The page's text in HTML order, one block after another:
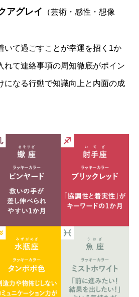
アグレイ （芸術・感性・想像
いて過ごすことが幸運を招く1か
れて連絡事項の周知徹底がポイン
になる行動で知識向上と内面の成